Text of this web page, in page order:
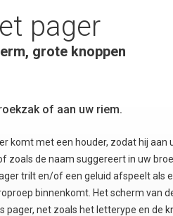
pager
grote knoppen
of aan uw riem.
komt met een houder, zodat hij aan
zoals de naam suggereert in uw
trilt en/of een geluid afspeelt als
binnenkomt. Het scherm van
pager, net zoals het letterype en de